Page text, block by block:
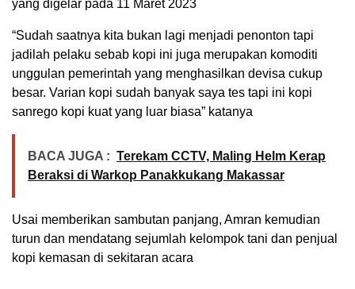
yang digelar pada 11 Maret 2023
“Sudah saatnya kita bukan lagi menjadi penonton tapi
jadilah pelaku sebab kopi ini juga merupakan komoditi
unggulan pemerintah yang menghasilkan devisa cukup
besar. Varian kopi sudah banyak saya tes tapi ini kopi
sanrego kopi kuat yang luar biasa” katanya
BACA JUGA : Terekam CCTV, Maling Helm Kerap
Beraksi di Warkop Panakkukang Makassar
Usai memberikan sambutan panjang, Amran kemudian
turun dan mendatang sejumlah kelompok tani dan penjual
kopi kemasan di sekitaran acara